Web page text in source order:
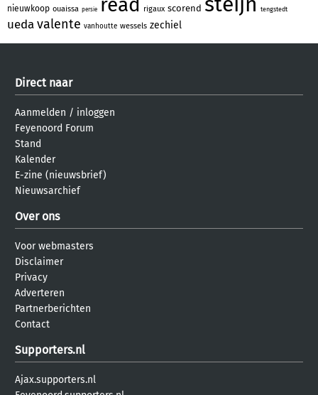
nieuwkoop ouaissa persie read rigaux scorend tengstedt
uedavalente vanhoutte wessels zechiel
Direct naar
Aanmelden / inloggen
Feyenoord Forum
Stand
Kalender
E-zine (nieuwsbrief)
Nieuwsarchief
Over ons
Voor webmasters
Disclaimer
Privacy
Adverteren
Partnerberichten
Contact
Supporters.nl
Ajax.supporters.nl